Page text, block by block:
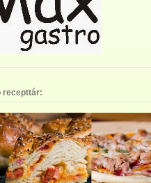
recepttár: